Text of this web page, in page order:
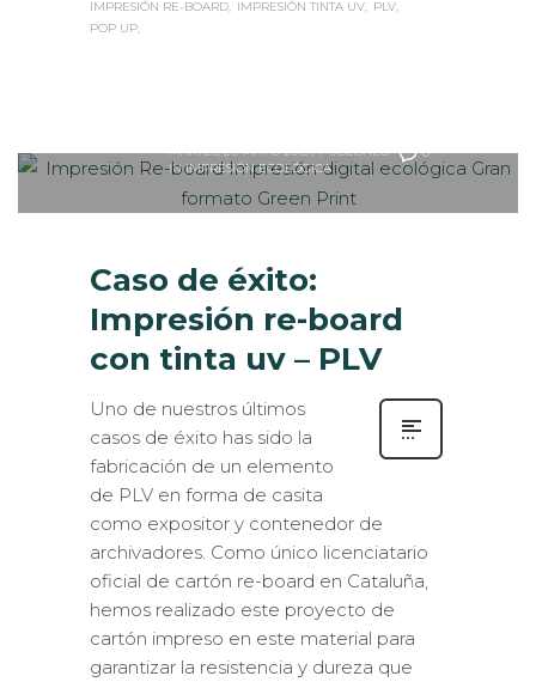
IMPRESIÓN RE-BOARD
IMPRESIÓN TINTA UV
PLV
POP UP
0
MARTES, 26 MAYO 2015 / PUBLISHED
IN IMPRESIÓN ECOLÓGICA
Caso de éxito:
Impresión re-board
con tinta uv – PLV
Uno de nuestros últimos
casos de éxito has sido la
fabricación de un elemento
de PLV en forma de casita
como expositor y contenedor de
archivadores. Como único licenciatario
oficial de cartón re-board en Cataluña,
hemos realizado este proyecto de
cartón impreso en este material para
garantizar la resistencia y dureza que